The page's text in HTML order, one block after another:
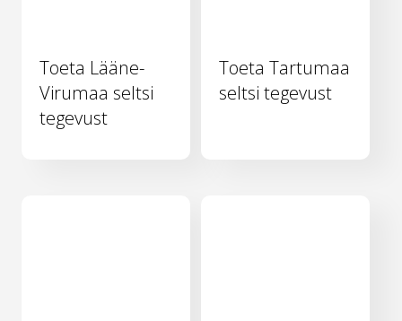
Toeta Lääne-
Virumaa seltsi
tegevust
Toeta Tartumaa
seltsi tegevust